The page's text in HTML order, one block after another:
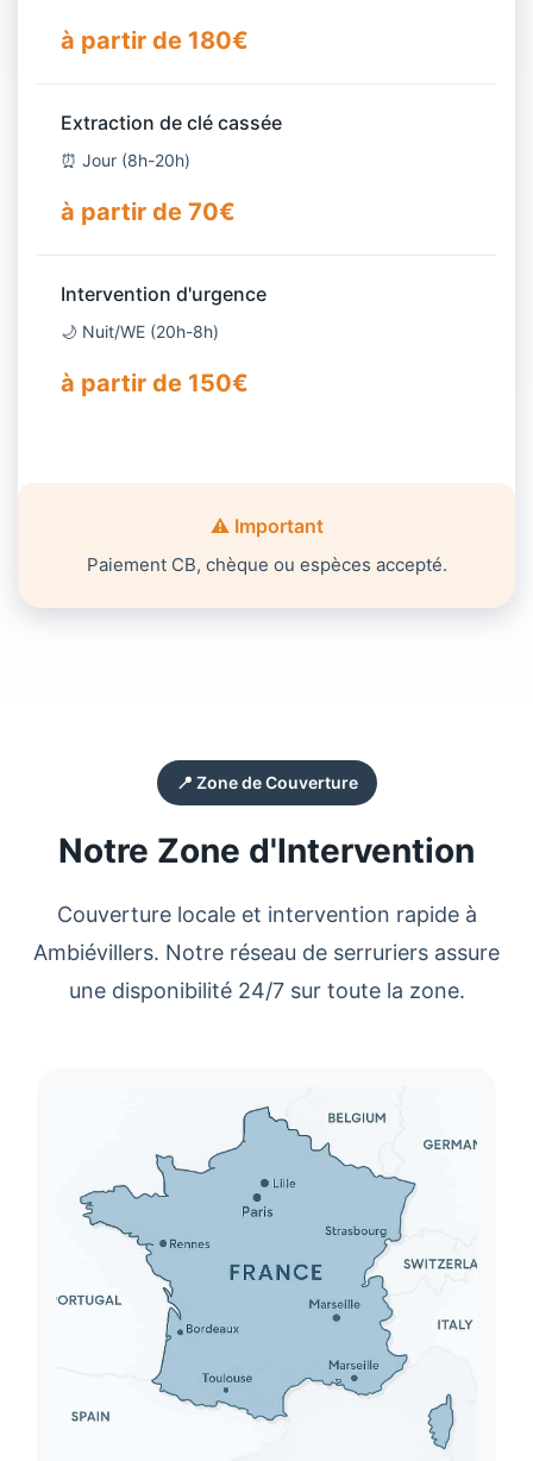
à partir de 180€
Extraction de clé cassée
⏰ Jour (8h-20h)
à partir de 70€
Intervention d'urgence
🌙 Nuit/WE (20h-8h)
à partir de 150€
⚠️ Important
Paiement CB, chèque ou espèces accepté.
📍 Zone de Couverture
Notre Zone d'Intervention
Couverture locale et intervention rapide à
Ambiévillers. Notre réseau de serruriers assure
une disponibilité 24/7 sur toute la zone.